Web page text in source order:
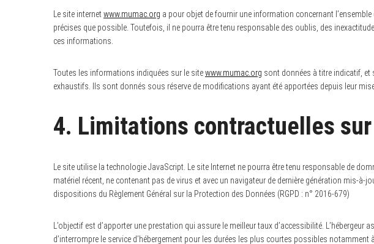
Le site internetwww.mumac.org a pour objet de fournir une information concernant l’ensemble
précises que possible. Toutefois, il ne pourra être tenu responsable des oublis, des
ces informations.
Toutes les informations indiquées sur le sitewww.mumac.org sont données à titre indicatif, et
exhaustifs. Ils sont donnés sous réserve de modifications ayant été apportées depuis leur
4. Limitations contractuelles
Le site utilise la technologie JavaScript. Le site Internet ne pourra être tenu responsable de
matériel récent, ne contenant pas de virus et avec un navigateur de dernière génération mis-à-
dispositions du Règlement Général sur la Protection des Données (RGPD : n° 2016-679)
L’objectif est d’apporter une prestation qui assure le meilleur taux d’accessibilité.
d’interrompre le service d’hébergement pour les durées les plus courtes possibles
a
r
o
r